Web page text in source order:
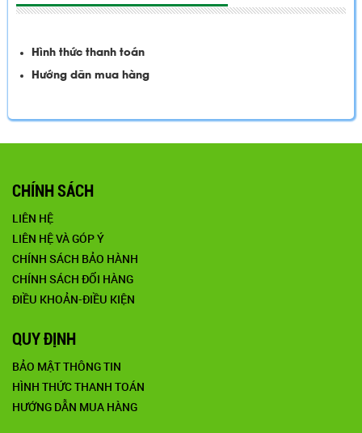
Hình thức thanh toán
Hướng dẫn mua hàng
CHÍNH SÁCH
LIÊN HỆ
LIÊN HỆ VÀ GÓP Ý
CHÍNH SÁCH BẢO HÀNH
CHÍNH SÁCH ĐỔI HÀNG
ĐIỀU KHOẢN-ĐIỀU KIỆN
QUY ĐỊNH
BẢO MẬT THÔNG TIN
HÌNH THỨC THANH TOÁN
HƯỚNG DẪN MUA HÀNG